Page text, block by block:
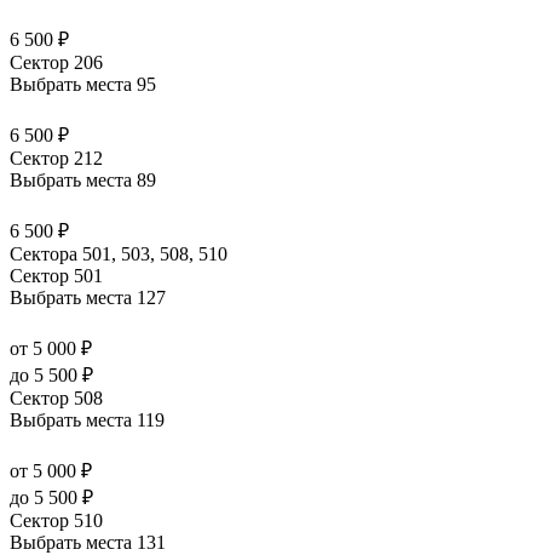
6 500 ₽
Сектор 206
Выбрать места 95
6 500 ₽
Сектор 212
Выбрать места 89
6 500 ₽
Сектора 501, 503, 508, 510
Сектор 501
Выбрать места 127
от 5 000 ₽
до 5 500 ₽
Сектор 508
Выбрать места 119
от 5 000 ₽
до 5 500 ₽
Сектор 510
Выбрать места 131